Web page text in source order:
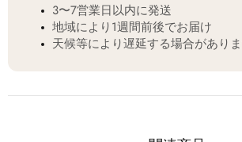
3〜7営業日以内に発送
地域により1週間前後でお届け
天候等により遅延する場合があり